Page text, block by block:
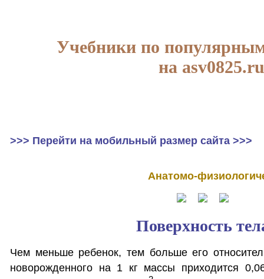
Учебники по
на asv0825.ru
>>> Перейти на мобильный размер сайта >>>
Анатомо-
Поверхность
Чем меньше ребенок, тем больше его
новорожденного на 1 кг массы приходится